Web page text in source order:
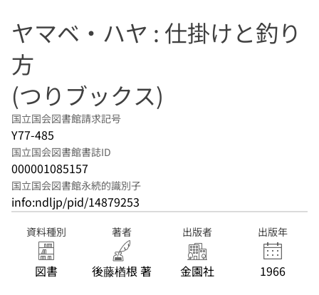
ヤマベ・ハヤ : 仕掛けと釣り
方
(つりブックス)
国立国会図書館請求記号
Y77-485
国立国会図書館書誌ID
000001085157
国立国会図書館永続的識別子
info:ndljp/pid/14879253
資料種別
図書
著者
後藤楢根 著
出版者
金園社
出版年
1966